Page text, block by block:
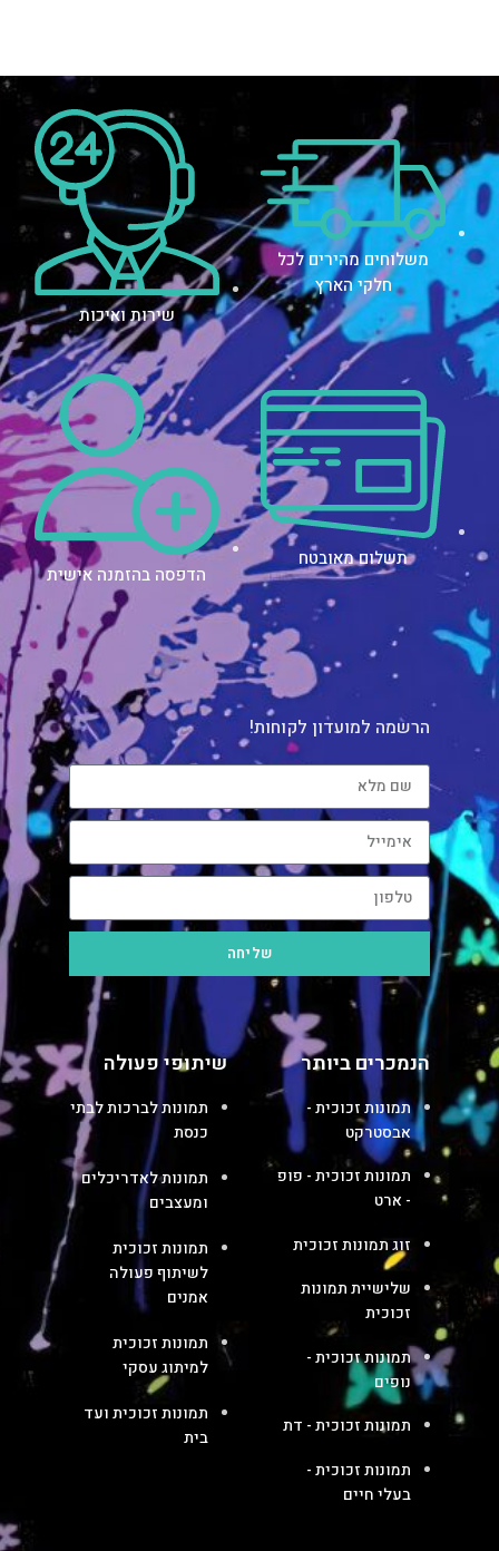
משלוחים מהירים לכל
חלקי הארץ
שירות ואיכות
תשלום מאובטח
הדפסה בהזמנה אישית
הרשמה למועדון לקוחות!
שליחה
הנמכרים ביותר
תמונות זכוכית -
אבסטרקט
תמונות זכוכית - פופ
- ארט
זוג תמונות זכוכית
שלישיית תמונות
זכוכית
תמונות זכוכית -
נופים
תמונות זכוכית - דת
תמונות זכוכית -
בעלי חיים
שיתופי פעולה
תמונות לברכות לבתי
כנסת
תמונות לאדריכלים
ומעצבים
תמונות זכוכית
לשיתוף פעולה
אמנים
תמונות זכוכית
למיתוג עסקי
תמונות זכוכית ועד
בית